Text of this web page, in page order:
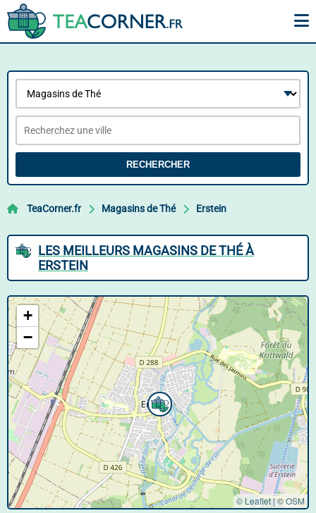
RECHERCHER
TeaCorner.fr Magasins de Thé Erstein
LES MEILLEURS MAGASINS DE THÉ À
ERSTEIN
+
−
© Leaflet|©OSM